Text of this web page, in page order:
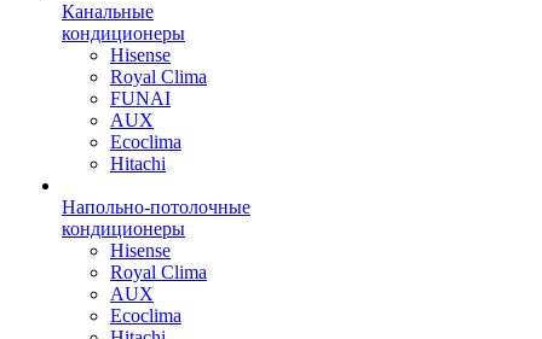
Канальные
кондиционеры
Hisense
Royal Clima
FUNAI
AUX
Ecoclima
Hitachi
Напольно-потолочные
кондиционеры
Hisense
Royal Clima
AUX
Ecoclima